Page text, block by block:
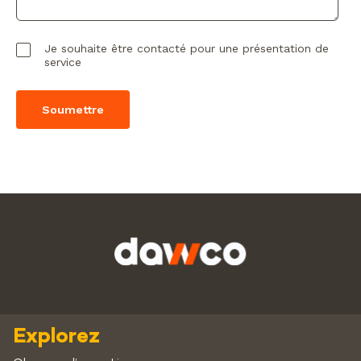
Je souhaite être contacté pour une présentation de
service
Explorez